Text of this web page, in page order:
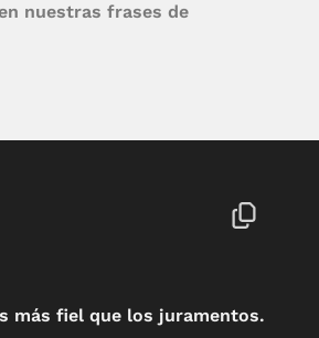
nuestras frases de
más fiel que los juramentos.